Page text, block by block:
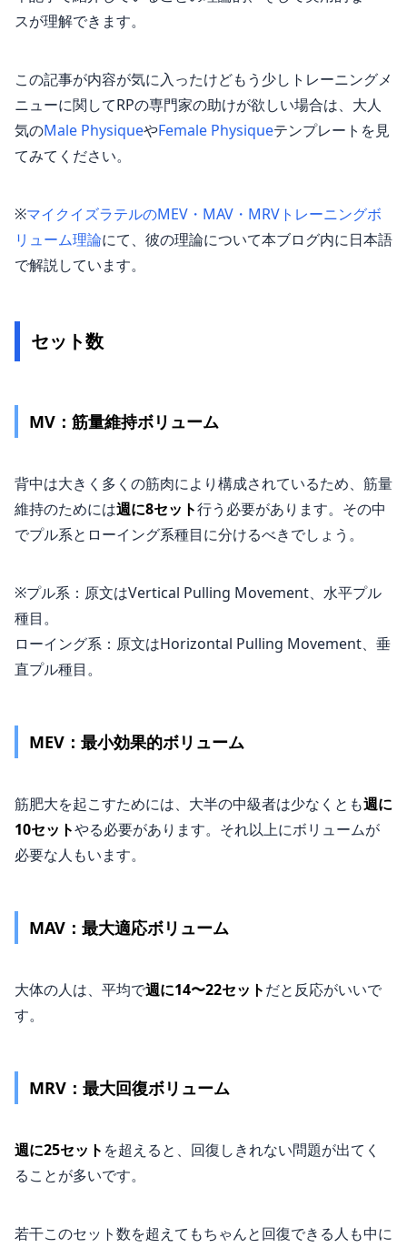
スが理解できます。
この記事が内容が気に入ったけどもう少しトレーニングメ
ニューに関してRPの専門家の助けが欲しい場合は、大人
気のMale PhysiqueやFemale Physiqueテンプレートを見
てみてください。
※マイクイズラテルのMEV・MAV・MRVトレーニングボ
リューム理論にて、彼の理論について本ブログ内に日本語
で解説しています。
セット数
MV：筋量維持ボリューム
背中は大きく多くの筋肉により構成されているため、筋量
維持のためには週に8セット行う必要があります。その中
でプル系とローイング系種目に分けるべきでしょう。
※プル系：原文はVertical Pulling Movement、水平プル
種目。
ローイング系：原文はHorizontal Pulling Movement、垂
直プル種目。
MEV：最小効果的ボリューム
筋肥大を起こすためには、大半の中級者は少なくとも週に
10セットやる必要があります。それ以上にボリュームが
必要な人もいます。
MAV：最大適応ボリューム
大体の人は、平均で週に14〜22セットだと反応がいいで
す。
MRV：最大回復ボリューム
週に25セット を超えると、回復しきれない問題が出てく
ることが多いです。
若干このセット数を超えてもちゃんと回復できる人も中に